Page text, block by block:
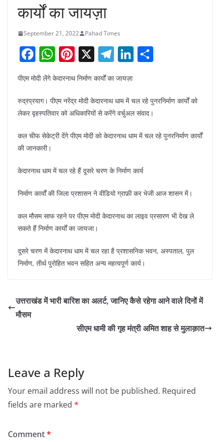
कार्यों का जायज़ा
September 21, 2022 Pahad Times
F
a
c
e
b
o
o
k
W
at
s
A
p
Pi
nt
er
e
st
X T
e
gr
a
m
Li
e
dI
n
e
पीएम मोदी लेंगे केदारनाथ निर्माण कार्यों का जायज़ा
रुद्रप्रयाग। पीएम नरेंद्र मोदी केदारनाथ धाम में चल रहे पुनरनिर्माण कार्यों को
लेकर वृहस्पतिवार को अधिकारियों से करेंगे वर्चुअल संवाद।
कल चीफ सेकेट्री देंगे पीएम मोदी को केदारनाथ धाम में चल रहे पुनरनिर्माण कार्यों
की जानकारी।
केदारनाथ धाम में चल रहे हैं दूसरे चरण के निर्माण कार्य
निर्माण कार्यों की जिला प्रशासन ने वीडियो ग्राफ़ी कर भेजी आज शासन में।
कल मौसम साफ रहने पर पीएम मोदी केदारनाथ का लाइव प्रसारण भी देख ले
सकते हैं निर्माण कार्यों का जायजा।
दूसरे चरण में केदारनाथ धाम में चल रहा है प्रशासनिक भवन, अस्पताल, पुल
निर्माण, तीर्थ पुरोहित भवन सहित अन्य महत्वपूर्ण कार्य।
उत्तराखंड में भारी बारिश का अलर्ट, जानिए कैसे रहेगा आने वाले दिनों में
मौसम
सीएम धामी की गृह मंत्री अमित शाह से मुलाक़ात
Leave a Reply
Your email address will not be published. Required
fields are marked *
Comment*